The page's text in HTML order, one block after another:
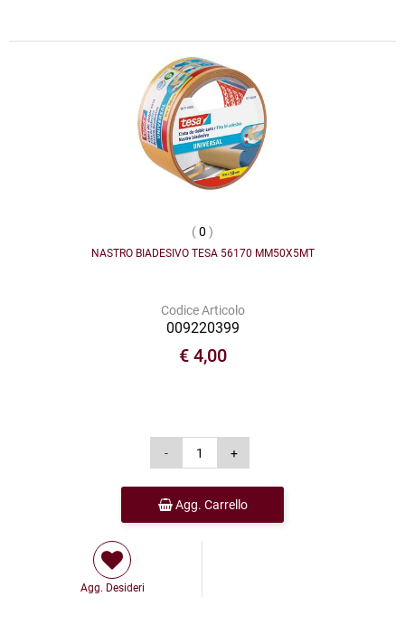
(0 )
NASTRO BIADESIVO TESA 56170 MM50X5MT
Codice Articolo
009220399
€ 4,00
Agg. Carrello
Agg. Desideri